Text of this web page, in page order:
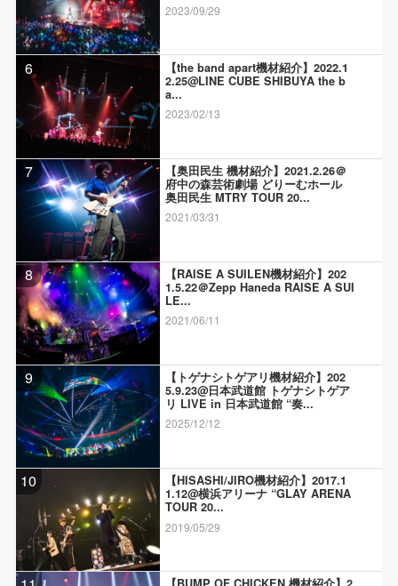
2023/09/29
6
【the band apart機材紹介】2022.1
2.25@LINE CUBE SHIBUYA the b
a...
2023/02/13
7
【奥田民生 機材紹介】2021.2.26＠
府中の森芸術劇場 どりーむホール
奥田民生 MTRY TOUR 20...
2021/03/31
8
【RAISE A SUILEN機材紹介】202
1.5.22＠Zepp Haneda RAISE A SUI
LE...
2021/06/11
9
【トゲナシトゲアリ機材紹介】202
5.9.23@日本武道館 トゲナシトゲア
リ LIVE in 日本武道館 “奏...
2025/12/12
10
【HISASHI/JIRO機材紹介】2017.1
1.12@横浜アリーナ “GLAY ARENA
TOUR 20...
2019/05/29